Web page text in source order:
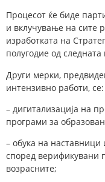
Процесот ќе биде
и вклучување на сите
изработката на
полугодие од следната
Други мерки,
интензивно работи, се:
– дигитализација на
програми за
– обука на наставници
според верификувани
возрасните;